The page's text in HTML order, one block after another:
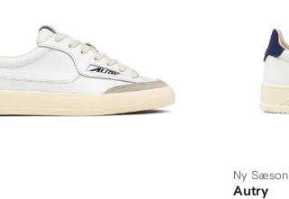
Ny Sæson
Autry